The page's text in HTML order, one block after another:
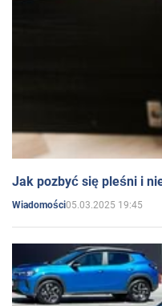
Jak pozbyć się pleśni i
Wiadomości05.03.2025 19:45